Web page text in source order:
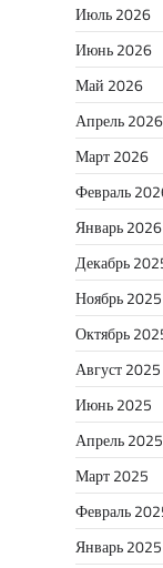
Июль 2026
Июнь 2026
Май 2026
Апрель 2026
Март 2026
Февраль
Январь 2026
Декабрь
Ноябрь 2025
Октябрь
Август 2025
Июнь 2025
Апрель 2025
Март 2025
Февраль
Январь 2025